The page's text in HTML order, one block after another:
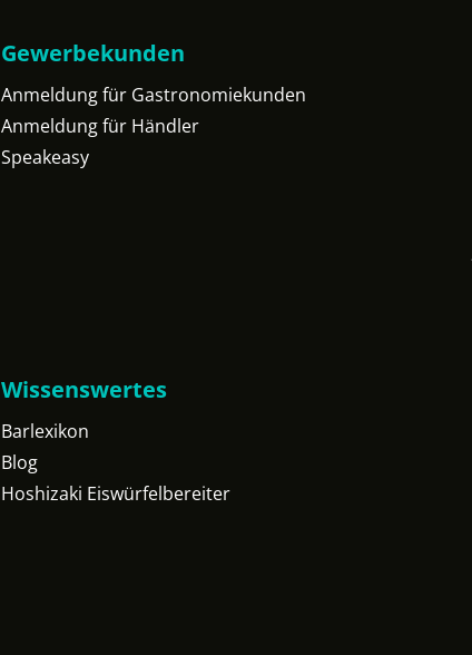
Gewerbekunden
Anmeldung für Gastronomiekunden
Anmeldung für Händler
Speakeasy
Wissenswertes
Barlexikon
Blog
Hoshizaki Eiswürfelbereiter